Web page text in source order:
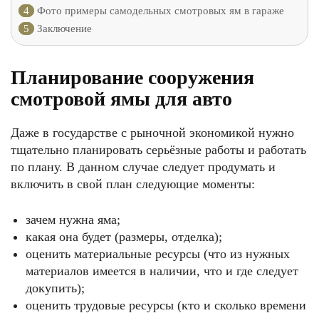
4
Фото примеры самодельных смотровых ям в гараже
5
Заключение
Планирование сооружения
смотровой ямы для авто
Даже в государстве с рыночной экономикой нужно
тщательно планировать серьёзные работы и работать
по плану. В данном случае следует продумать и
включить в свой план следующие моменты:
зачем нужна яма;
какая она будет (размеры, отделка);
оценить материальные ресурсы (что из нужных
материалов имеется в наличии, что и где следует
докупить);
оценить трудовые ресурсы (кто и сколько времени